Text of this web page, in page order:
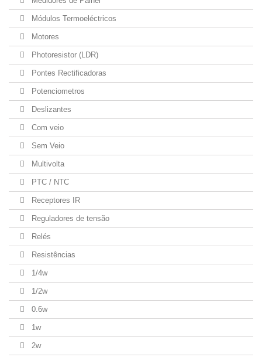
Módulos Termoeléctricos
Motores
Photoresistor (LDR)
Pontes Rectificadoras
Potenciometros
Deslizantes
Com veio
Sem Veio
Multivolta
PTC / NTC
Receptores IR
Reguladores de tensão
Relés
Resistências
1/4w
1/2w
0.6w
1w
2w